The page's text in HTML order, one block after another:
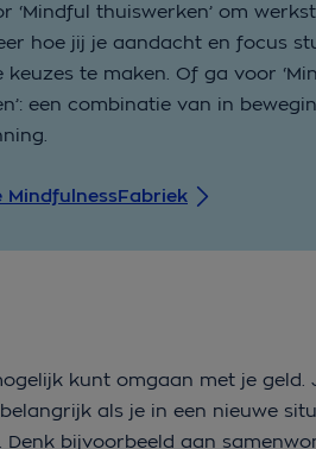
‘Mindful thuiswerken’ om
hoe jij je aandacht en focus
keuzes te maken. Of ga voor
een combinatie van in
MindfulnessFabriek
kunt omgaan met je geld.
als je in een nieuwe
bijvoorbeeld aan